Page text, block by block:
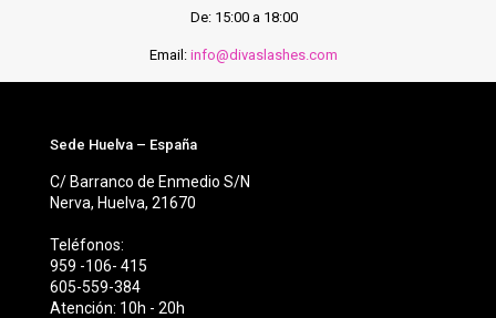
De: 15:00 a 18:00
Email:info@divaslashes.com
Sede Huelva – España
C/ Barranco de Enmedio S/N
Nerva, Huelva, 21670
Teléfonos:
959 -106- 415
605-559-384
Atención: 10h - 20h